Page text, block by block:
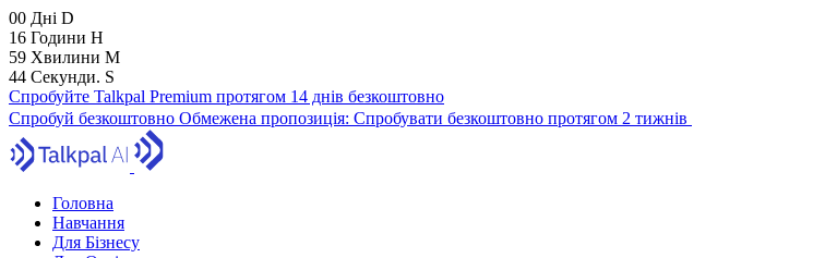
00 Дні D
16 Години H
59 Хвилини M
43 Секунди. S
Спробуйте Talkpal Premium протягом 14 днів безкоштовно
Спробуй безкоштовно Обмежена пропозиція: Спробувати безкоштовно протягом 2 тижнів
Головна
Навчання
Для Бізнесу